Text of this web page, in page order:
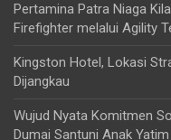
Pertamina Patra Niaga
Firefighter melalui Agility
Kingston Hotel, Lokasi
Dijangkau
Wujud Nyata Komitmen
Dumai Santuni Anak Yatim